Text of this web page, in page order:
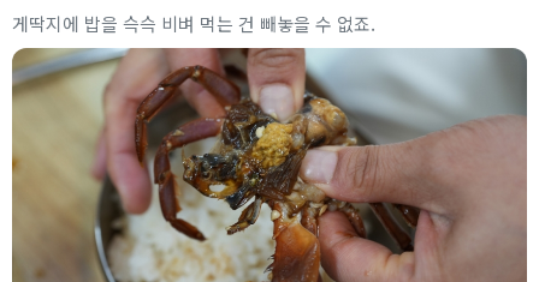
게딱지에 밥을 슥슥 비벼 먹는 건 빼놓을 수 없죠.